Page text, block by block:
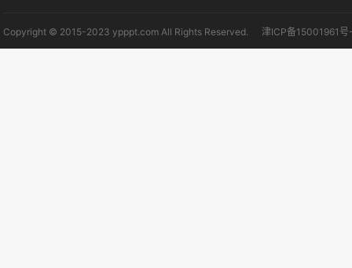
Copyright © 2015-2023 ypppt.com All Rights Reserved. 津ICP备15001961号